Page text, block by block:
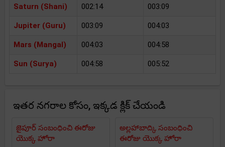
Saturn (Shani) 002:14 003:09
Jupiter (Guru) 003:09 004:03
Mars (Mangal) 004:03 004:58
Sun (Surya) 004:58 005:52
ఇతర నగరాల కోసం, ఇక్కడ క్లిక్ చేయండి
జైపూర్ సంబంధించి ఈరోజు
యొక్క హోరా
అల్లహాబాద్కి సంబంధించి
ఈరోజు యొక్క హోరా